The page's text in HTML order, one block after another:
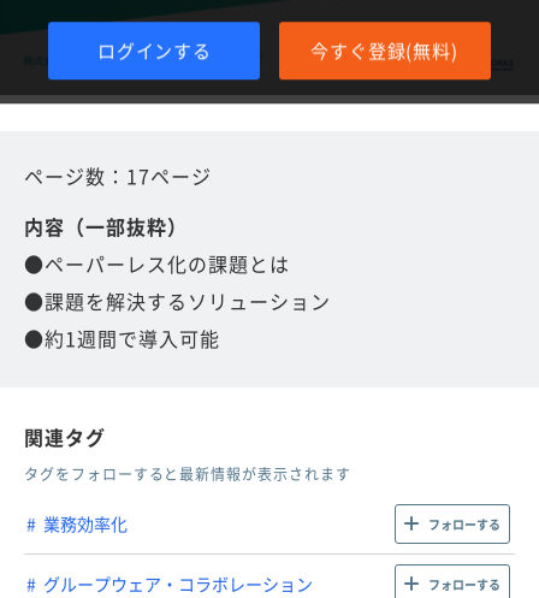
ログインする 今すぐ登録(無料)
ページ数：17ページ
内容（一部抜粋）
●ペーパーレス化の課題とは
●課題を解決するソリューション
●約1週間で導入可能
関連タグ
タグをフォローすると最新情報が表示されます
業務効率化 フォローする
グループウェア・コラボレーション フォローする